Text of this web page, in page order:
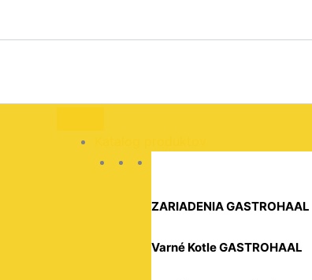
ZARIADENIA GASTROHAAL
Varné Kotle GASTROHAAL
K-
grafickým
400V/1500W,
286x387x(H)473mm